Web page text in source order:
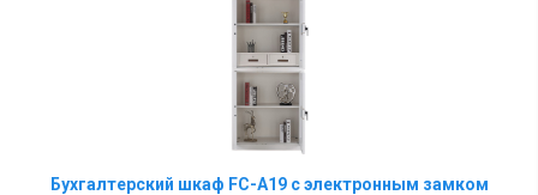
Бухгалтерский шкаф FC-A19 с электронным замком